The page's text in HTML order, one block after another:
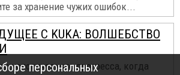
за хранение чужих ошибок...
С KUKA: ВОЛШЕБСТВО
прогресса, когда
персональных